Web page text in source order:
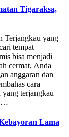
Tigaraksa,
Terjangkau yang
tempat
bisa menjadi
cermat, Anda
anggaran dan
cara
yang terjangkau
…
Lama